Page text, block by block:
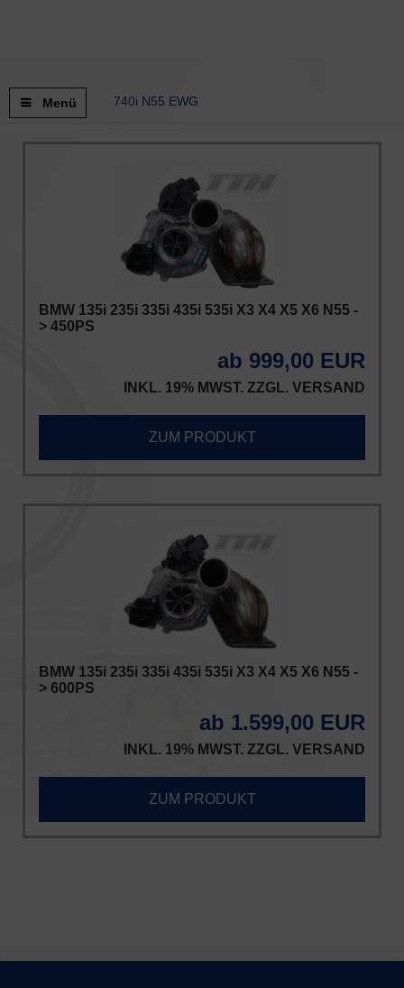
Menü 740i N55 EWG
BMW 135i 235i 335i 435i 535i X3 X4 X5 X6 N55 -
> 450PS
ab 999,00 EUR
INKL. 19% MWST. ZZGL. VERSAND
ZUM PRODUKT
BMW 135i 235i 335i 435i 535i X3 X4 X5 X6 N55 -
> 600PS
ab 1.599,00 EUR
INKL. 19% MWST. ZZGL. VERSAND
ZUM PRODUKT